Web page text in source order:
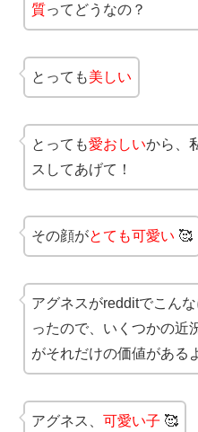
質ってどうなの？
とっても美しい
とっても愛おしいから、
スしてあげて！
その顔がとても可愛い 🥰
アグネスがredditでこん
ったので、いくつかの近
がそれだけの価値がある
アグネス、 可愛い子 🥰